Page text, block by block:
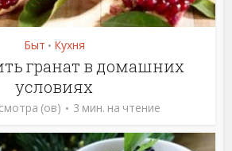
Быт • Кухня
гранат в домашних
условиях
(ов) 3 мин. на чтение